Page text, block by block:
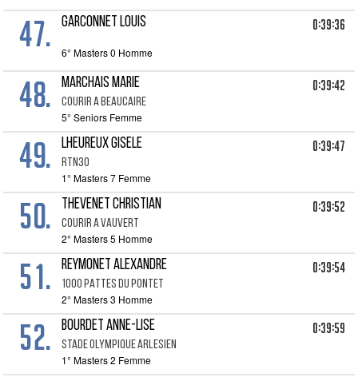
47. GARCONNET LOUIS 0:39:36
6° Masters 0 Homme
48. MARCHAIS MARIE
COURIR A BEAUCAIRE
0:39:42
5° Seniors Femme
49. LHEUREUX GISELE
RTN30
0:39:47
1° Masters 7 Femme
50. THEVENET CHRISTIAN
COURIR A VAUVERT
0:39:52
2° Masters 5 Homme
51. REYMONET ALEXANDRE
1000 PATTES DU PONTET
0:39:54
2° Masters 3 Homme
52. BOURDET ANNE-LISE
STADE OLYMPIQUE ARLESIEN
0:39:59
1° Masters 2 Femme